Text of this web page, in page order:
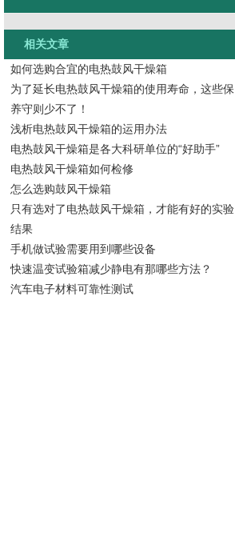
相关文章
如何选购合宜的电热鼓风干燥箱
为了延长电热鼓风干燥箱的使用寿命，这些保
养守则少不了！
浅析电热鼓风干燥箱的运用办法
电热鼓风干燥箱是各大科研单位的“好助手”
电热鼓风干燥箱如何检修
怎么选购鼓风干燥箱
只有选对了电热鼓风干燥箱，才能有好的实验
结果
手机做试验需要用到哪些设备
快速温变试验箱减少静电有那哪些方法？
汽车电子材料可靠性测试